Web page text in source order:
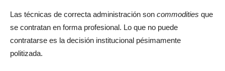
Las técnicas de correcta administración son commodities
se contratan en forma profesional. Lo que no puede
contratarse es la decisión institucional pésimamente